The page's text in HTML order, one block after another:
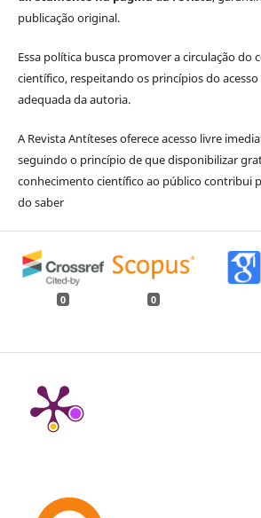
publicação original.
Essa política busca promover a circulação do
científico, respeitando os princípios do
adequada da autoria.
A Revista Antíteses oferece acesso livre
seguindo o princípio de que disponibilizar
conhecimento científico ao público contribui
do saber
0 0